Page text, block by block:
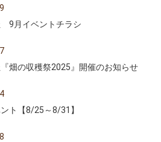
9月イベントチラシ
畑の収穫祭2025』開催のお知らせ
ト【8/25～8/31】